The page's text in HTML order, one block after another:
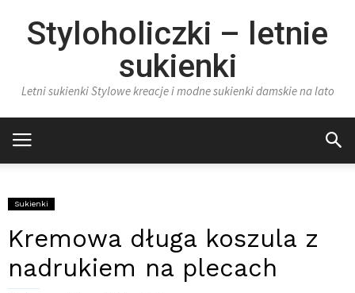
Styloholiczki – letnie
sukienki
Letni sukienki Stylowe kreacje i modne sukienki damskie na lato
Sukienki
Kremowa długa koszula z
nadrukiem na plecach